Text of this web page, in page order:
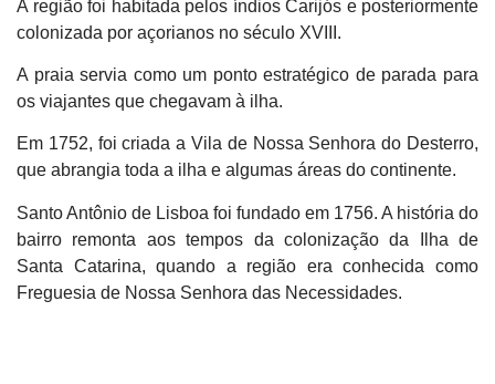
A região foi habitada pelos índios Carijós e posteriormente
colonizada por açorianos no século XVIII.
A praia servia como um ponto estratégico de parada para
os viajantes que chegavam à ilha.
Em 1752, foi criada a Vila de Nossa Senhora do Desterro,
que abrangia toda a ilha e algumas áreas do continente.
Santo Antônio de Lisboa foi fundado em 1756. A história do
bairro remonta aos tempos da colonização da Ilha de
Santa Catarina, quando a região era conhecida como
Freguesia de Nossa Senhora das Necessidades.